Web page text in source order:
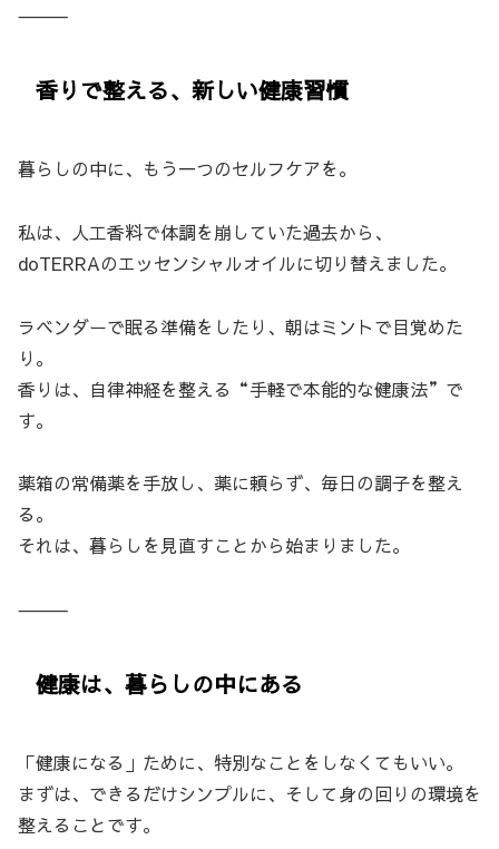
⸻
香りで整える、新しい健康習慣
暮らしの中に、もう一つのセルフケアを。
私は、人工香料で体調を崩していた過去から、
doTERRAのエッセンシャルオイルに切り替えました。
ラベンダーで眠る準備をしたり、朝はミントで目覚めた
り。
香りは、自律神経を整える“手軽で本能的な健康法”で
す。
薬箱の常備薬を手放し、薬に頼らず、毎日の調子を整え
る。
それは、暮らしを見直すことから始まりました。
⸻
健康は、暮らしの中にある
「健康になる」ために、特別なことをしなくてもいい。
まずは、できるだけシンプルに、そして身の回りの環境を
整えることです。